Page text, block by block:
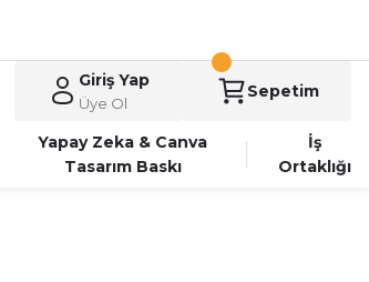
Giriş Yap
Üye Ol
Sepetim
Yapay Zeka & Canva
Tasarım Baskı
İş
Ortaklığı